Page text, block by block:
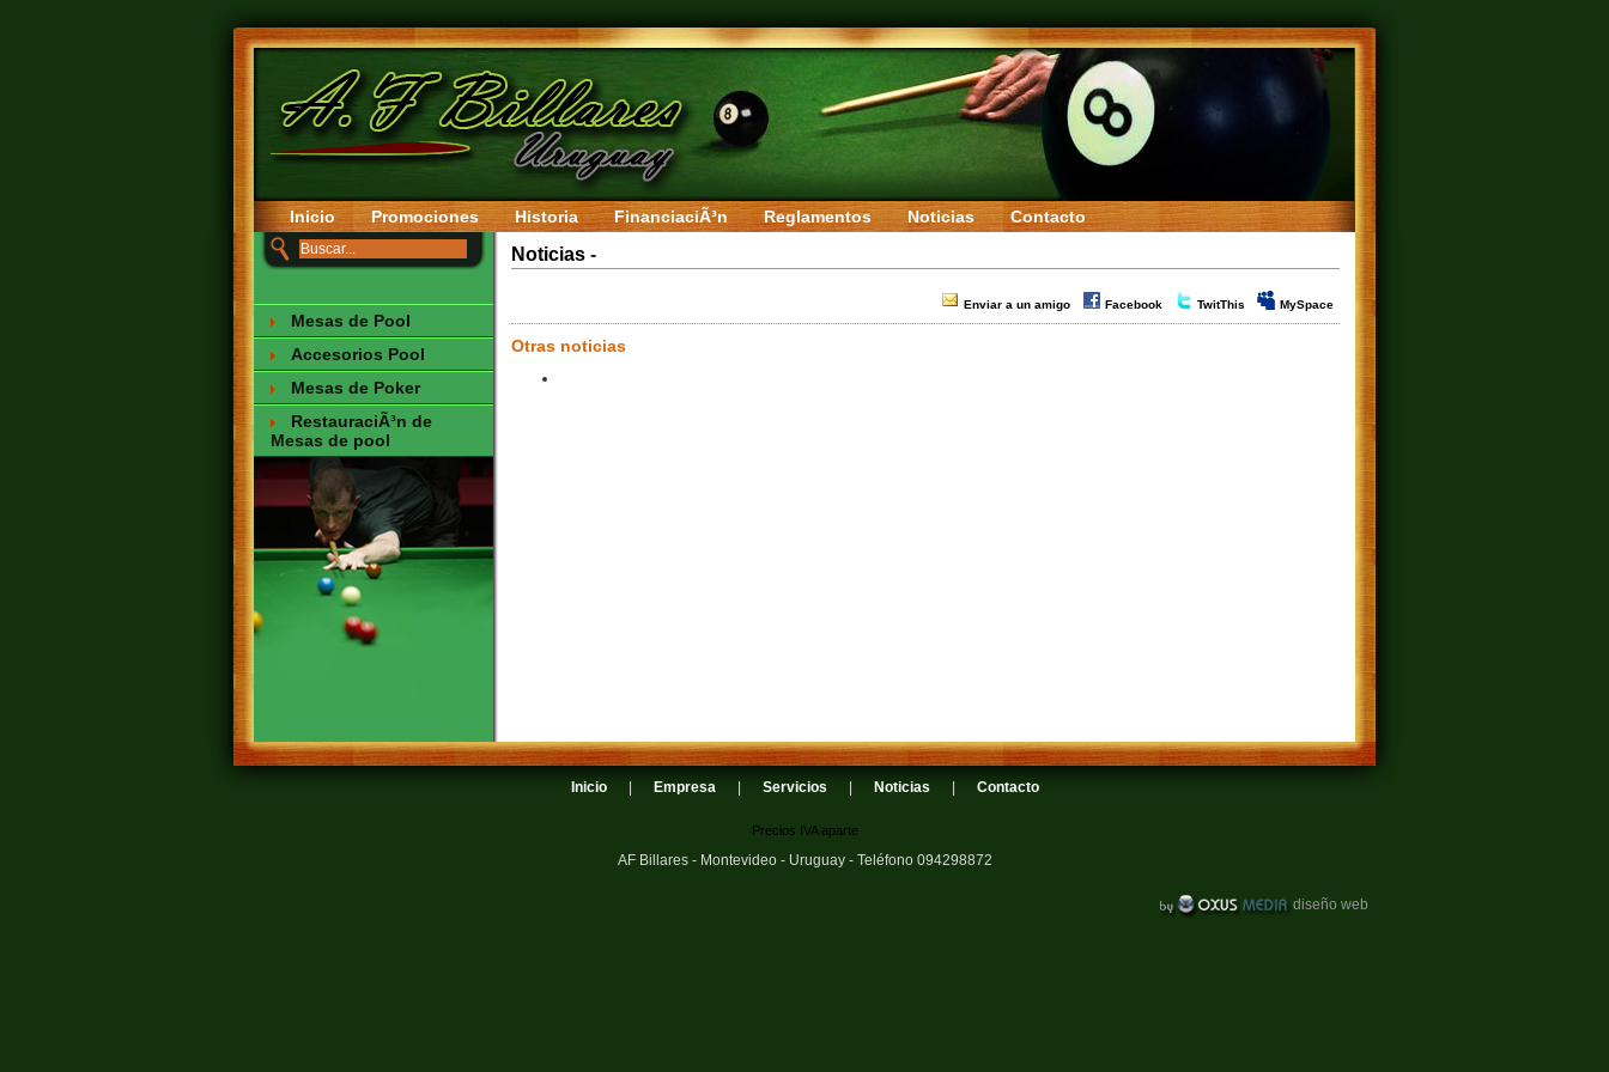
Inicio Promociones Historia FinanciaciÃ³n Reglamentos Noticias Contacto
Mesas de Pool
Accesorios Pool
Mesas de Poker
RestauraciÃ³n de
Mesas de pool
Noticias -
Enviar a un amigo Facebook TwitThis MySpace
Otras noticias
Inicio Empresa Servicios Noticias Contacto
Precios IVA aparte
AF Billares - Montevideo - Uruguay - Teléfono 094298872
diseño web